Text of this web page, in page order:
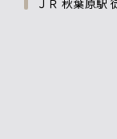
ＪＲ 秋葉原駅